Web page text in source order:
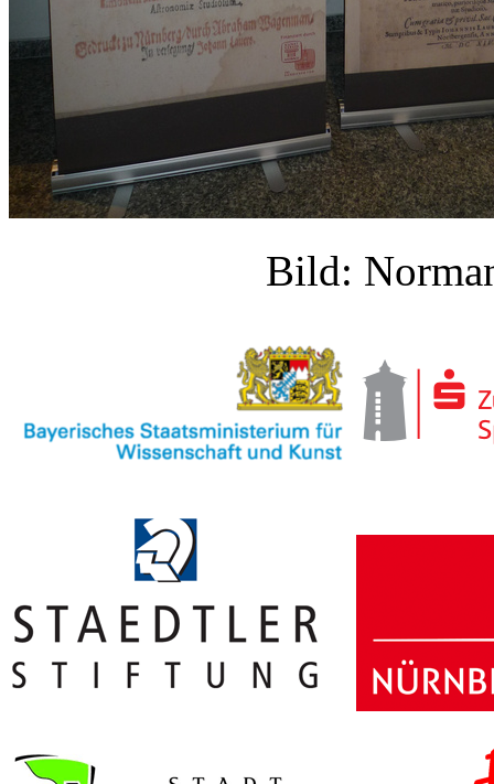
Bild: